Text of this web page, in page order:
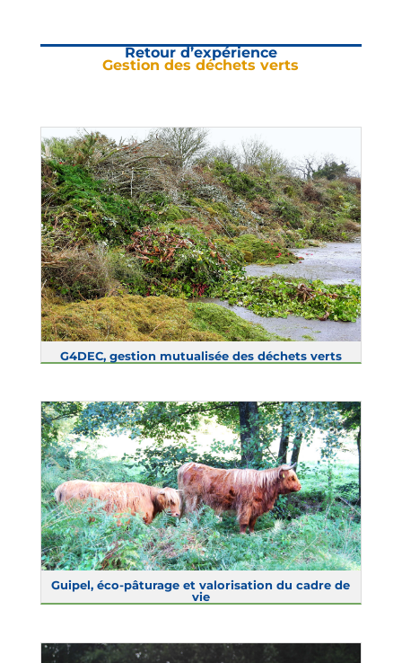
Retour d’expérience
Gestion des déchets verts
G4DEC, gestion mutualisée des déchets verts
Guipel, éco-pâturage et valorisation du cadre de
vie